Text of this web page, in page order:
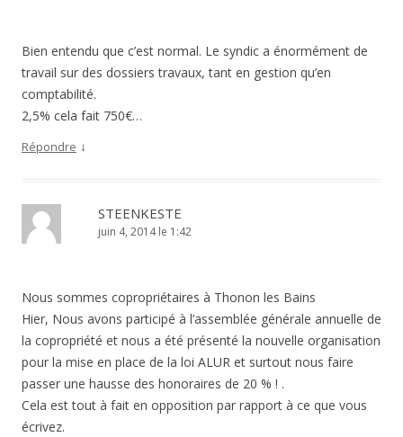
Bien entendu que c’est normal. Le syndic a énormément de
travail sur des dossiers travaux, tant en gestion qu’en
comptabilité.
2,5% cela fait 750€…
Répondre ↓
STEENKESTE
juin 4, 2014 le 1:42
Nous sommes copropriétaires à Thonon les Bains
Hier, Nous avons participé à l’assemblée générale annuelle de
la copropriété et nous a été présenté la nouvelle organisation
pour la mise en place de la loi ALUR et surtout nous faire
passer une hausse des honoraires de 20 % ! .
Cela est tout à fait en opposition par rapport à ce que vous
écrivez.